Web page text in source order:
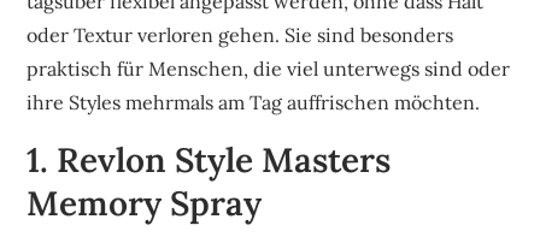
oder Textur verloren gehen. Sie sind besonders
praktisch für Menschen, die viel unterwegs sind oder
ihre Styles mehrmals am Tag auffrischen möchten.
1. Revlon Style Masters
Memory Spray